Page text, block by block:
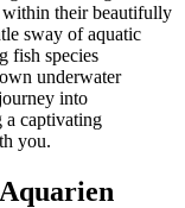
within their beautifully
sway of aquatic
fish species
underwater
into
a captivating
you.